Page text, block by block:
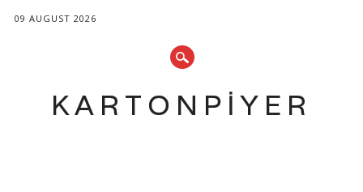
09 AUGUST 2026
KARTONPIYER